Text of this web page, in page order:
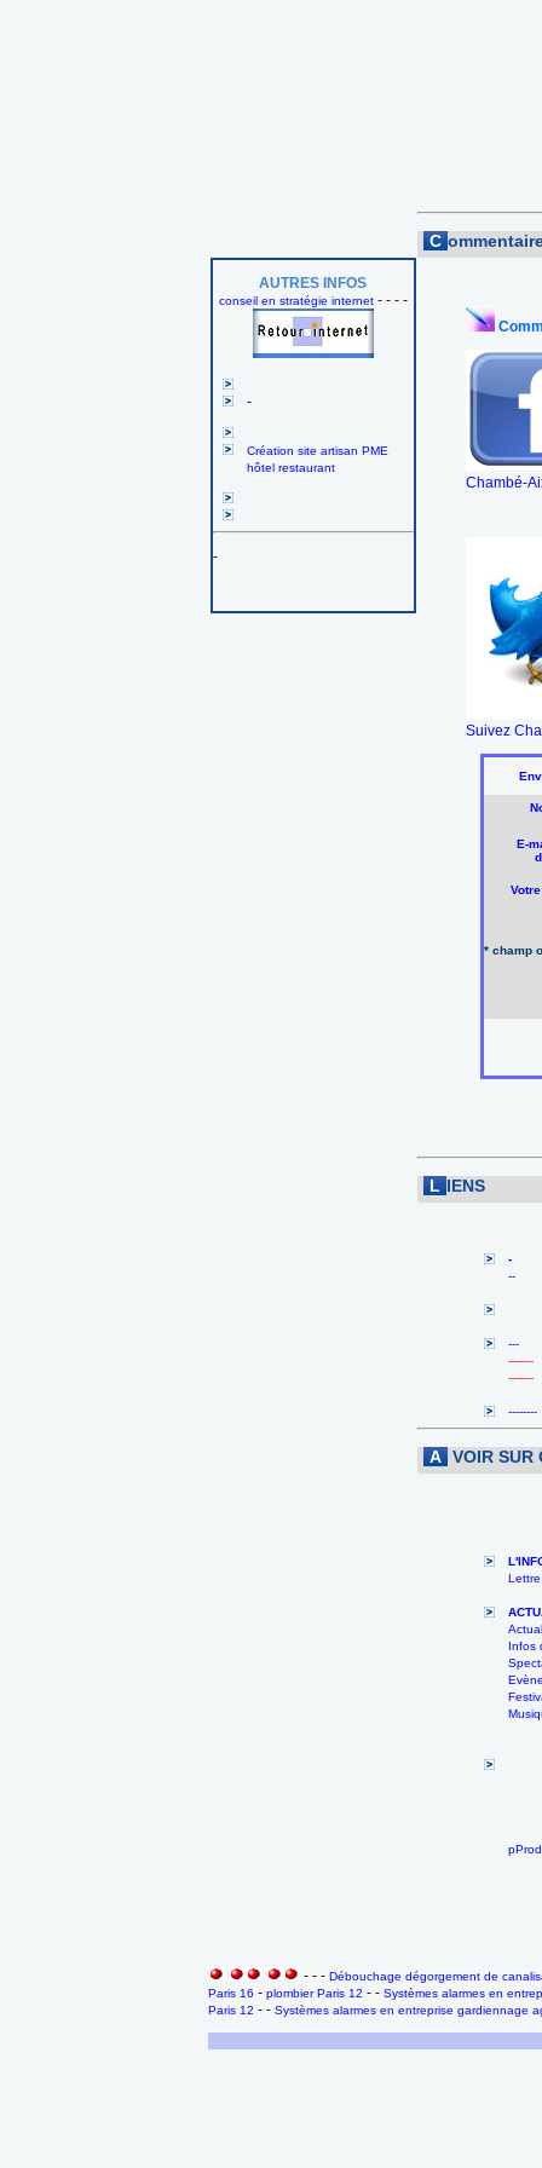
AUTRES INFOS
conseil en stratégie internet- - - -
-
Création site artisan PME
hôtel restaurant
-
C
Chambé-
Suivez
E-
* champ
L IENS
-
--
---
-------
-------
--------
A VOIR SUR
Infos
- - - Débouchage dégorgement de
Paris 16 - plombier Paris 12 - - Systèmes alarmes en
Paris 12 - - Systèmes alarmes en entreprise gardiennage